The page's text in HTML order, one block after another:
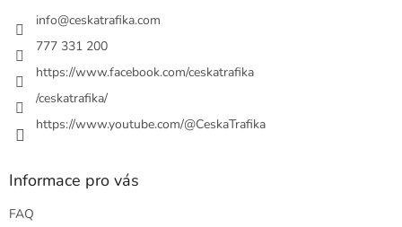
k
ý
info@ceskatrafika.com
777 331 200
https://www.facebook.com/ceskatrafika
/ceskatrafika/
https://www.youtube.com/@CeskaTrafika
Informace pro vás
FAQ